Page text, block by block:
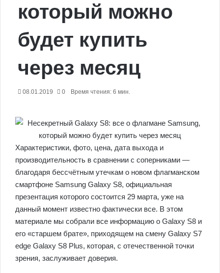
который можно
будет купить
через месяц
08.01.2019 0 Время чтения: 6 мин.
Характеристики, фото, цена, дата выхода и
производительность в сравнении с соперниками —
благодаря бессчётным утечкам о новом флагманском
смартфоне Samsung Galaxy S8, официальная
презентация которого состоится 29 марта, уже на
данный момент известно фактически все. В этом
материале мы собрали все информацию о Galaxy S8 и
его «старшем брате», приходящем на смену Galaxy S7
edge Galaxy S8 Plus, которая, с отечественной точки
зрения, заслуживает доверия.